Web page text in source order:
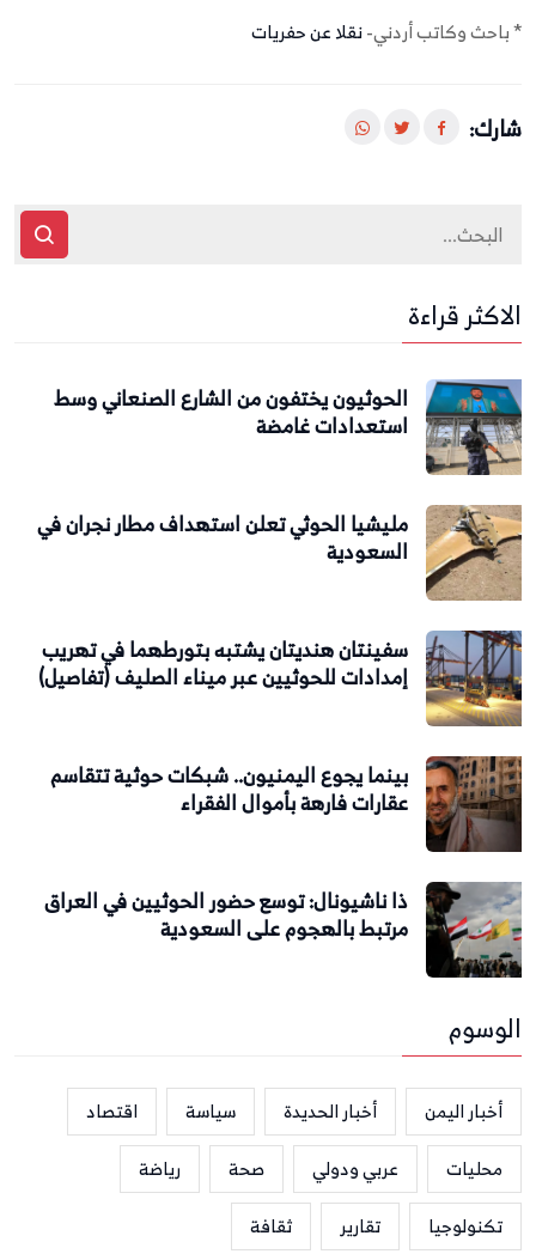
* باحث وكاتب أردني-نقلا عن حفريات
شارك:
الاكثر قراءة
الحوثيون يختفون من الشارع الصنعاني وسط
استعدادات غامضة
مليشيا الحوثي تعلن استهداف مطار نجران في
السعودية
سفينتان هنديتان يشتبه بتورطهما في تهريب
إمدادات للحوثيين عبر ميناء الصليف (تفاصيل)
بينما يجوع اليمنيون.. شبكات حوثية تتقاسم
عقارات فارهة بأموال الفقراء
ذا ناشيونال: توسع حضور الحوثيين في العراق
مرتبط بالهجوم على السعودية
الوسوم
أخبار اليمن أخبار الحديدة سياسة
اقتصاد
محليات
عربي ودولي صحة
رياضة
تكنولوجيا
تقارير ثقافة